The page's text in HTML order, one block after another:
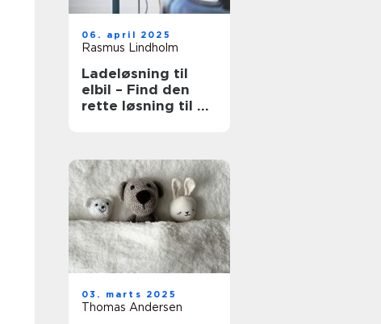
06. april 2025
Rasmus Lindholm
Ladeløsning til
elbil – Find den
rette løsning til dit
03. marts 2025
Thomas Andersen